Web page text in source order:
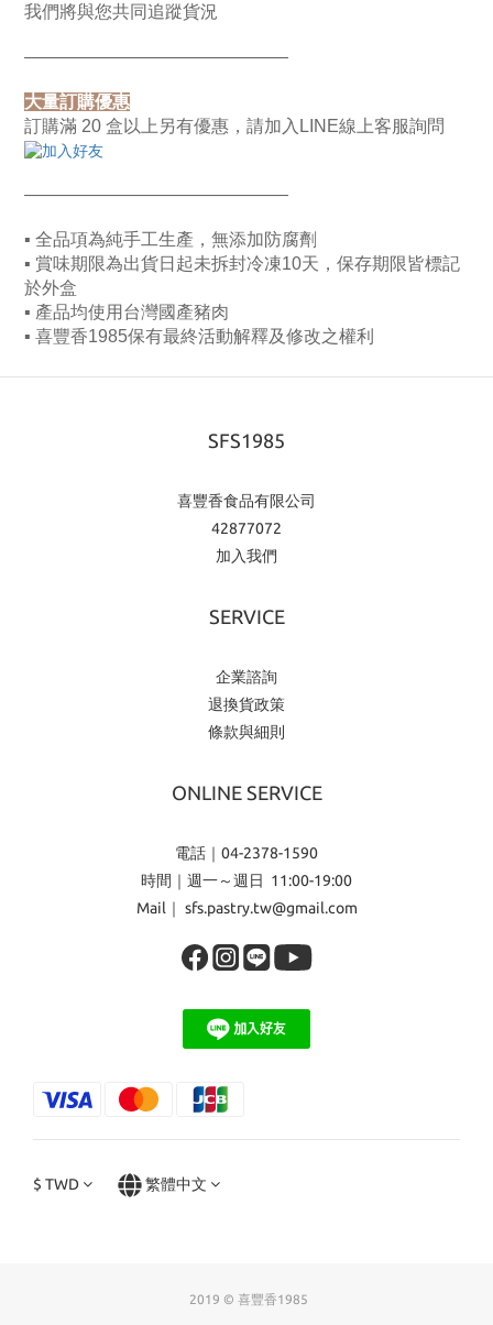
我們將與您共同追蹤貨況
———————————————
大量訂購優惠
訂購滿 20 盒以上另有優惠，請加入LINE線上客服詢問
———————————————
▪ 全品項為純手工生產，無添加防腐劑
▪ 賞味期限為出貨日起未拆封冷凍10天 ，保存期限皆標記
於外盒
▪ 產品均使用台灣國產豬肉
▪ 喜豐香1985保有最終活動解釋及修改之權利
SFS1985
喜豐香食品有限公司
42877072
加入我們
SERVICE
企業諮詢
退換貨政策
條款與細則
ONLINE SERVICE
電話｜04-2378-1590
時間｜週一～週日 11:00-19:00
Mail｜ sfs.pastry.tw@gmail.com
$ TWD 繁體中文
2019 © 喜豐香1985